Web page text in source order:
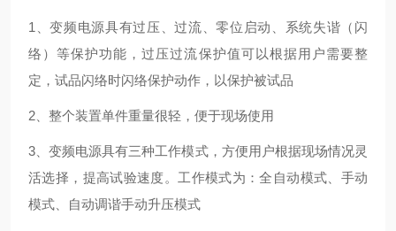
1、变频电源具有过压、过流、零位启动、系统失谐（闪
络）等保护功能，过压过流保护值可以根据用户需要整
定，试品闪络时闪络保护动作，以保护被试品
2、整个装置单件重量很轻，便于现场使用
3、变频电源具有三种工作模式，方便用户根据现场情况灵
活选择，提高试验速度。工作模式为：全自动模式、手动
模式、自动调谐手动升压模式